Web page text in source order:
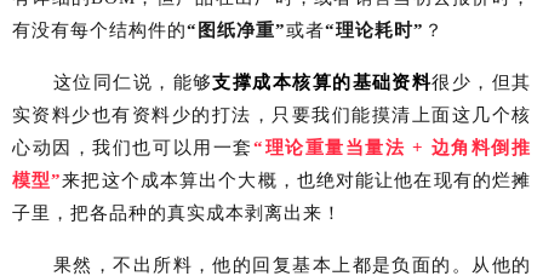
有没有每个结构件的“图纸净重”或者“理论耗时” ？
这位同仁说，能够支撑成本核算的基础资料很少，但其
实资料少也有资料少的打法，只要我们能摸清上面这几个核
心动因，我们也可以用一套“理论重量当量法 + 边角料倒推
模型”来把这个成本算出个大概，也绝对能让他在现有的烂摊
子里，把各品种的真实成本剥离出来！
果然，不出所料，他的回复基本上都是负面的。从他的